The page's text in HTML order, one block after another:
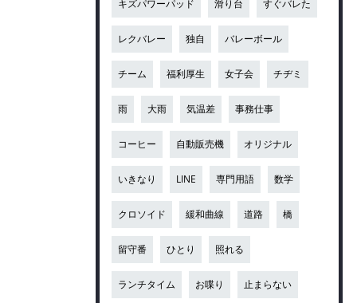
キズパワーパッド 滑り台 すぐバレた
レクバレー 独自 バレーボール
チーム 福利厚生 女子会 チヂミ
雨 大雨 気温差 事務仕事
コーヒー 自動販売機 オリジナル
いきなり LINE 専門用語 数学
クロソイド 緩和曲線 道路 橋
留守番 ひとり 照れる
ランチタイム お喋り 止まらない